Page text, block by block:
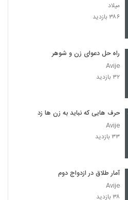
میلاد
۳۸۶ بازدید
راه حل دعوای زن و شوهر
Avije
۳۲ بازدید
حرف هایی که نباید به زن ها زد
Avije
۳۳ بازدید
آمار طلاق در ازدواج دوم
Avije
۳۸ بازدید